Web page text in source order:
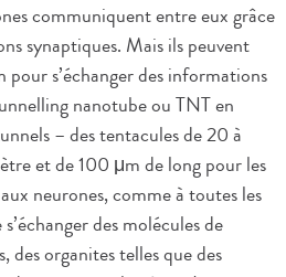
communiquent entre eux grâce
synaptiques. Mais ils peuvent
pour s’échanger des informations
nanotube ou TNT en
– des tentacules de 20 à
et de 100 μm de long pour les
neurones, comme à toutes les
des molécules de
des organites telles que des